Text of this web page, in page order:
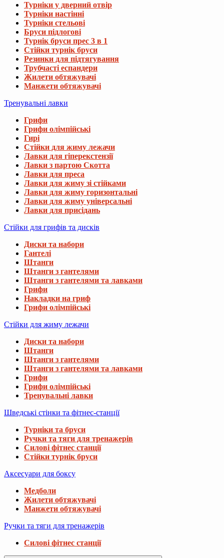
Турніки у дверний отвір
Турніки настінні
Турніки стельові
Бруси підлогові
Турнік бруси прес 3 в 1
Стійки турнік бруси
Резинки для підтягування
Трубчасті еспандери
Жилети обтяжувачі
Манжети обтяжувачі
Тренувальні лавки
Грифи
Грифи олімпійські
Гирі
Стійки для жиму лежачи
Лавки для гіперекстензії
Лавки з партою Скотта
Лавки для преса
Лавки для жиму зі стійками
Лавки для жиму горизонтальні
Лавки для жиму універсальні
Лавки для присідань
Стійки для грифів та дисків
Диски та набори
Гантелі
Штанги
Штанги з гантелями
Штанги з гантелями та лавками
Грифи
Накладки на гриф
Грифи олімпійські
Стійки для жиму лежачи
Диски та набори
Штанги
Штанги з гантелями
Штанги з гантелями та лавками
Грифи
Грифи олімпійські
Тренувальні лавки
Шведські стінки та фітнес-станції
Турніки та бруси
Ручки та тяги для тренажерів
Силові фітнес станції
Стійки турнік бруси
Аксесуари для боксу
Медболи
Жилети обтяжувачі
Манжети обтяжувачі
Ручки та тяги для тренажерів
Силові фітнес станції